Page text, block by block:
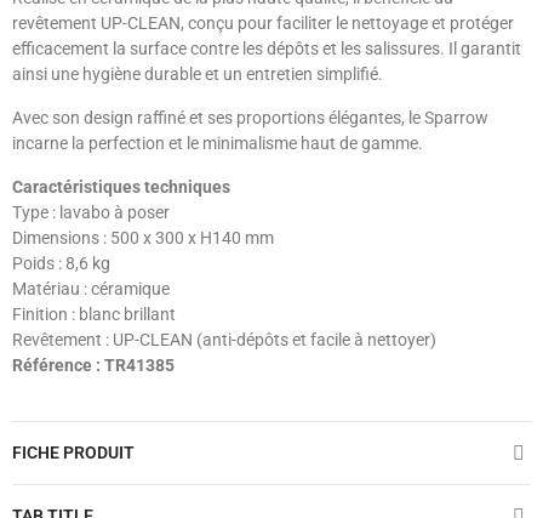
revêtement UP-CLEAN, conçu pour faciliter le nettoyage et protéger
efficacement la surface contre les dépôts et les salissures. Il garantit
ainsi une hygiène durable et un entretien simplifié.
Avec son design raffiné et ses proportions élégantes, le Sparrow
incarne la perfection et le minimalisme haut de gamme.
Caractéristiques techniques
Type : lavabo à poser
Dimensions : 500 x 300 x H140 mm
Poids : 8,6 kg
Matériau : céramique
Finition : blanc brillant
Revêtement : UP-CLEAN (anti-dépôts et facile à nettoyer)
Référence : TR41385
FICHE PRODUIT